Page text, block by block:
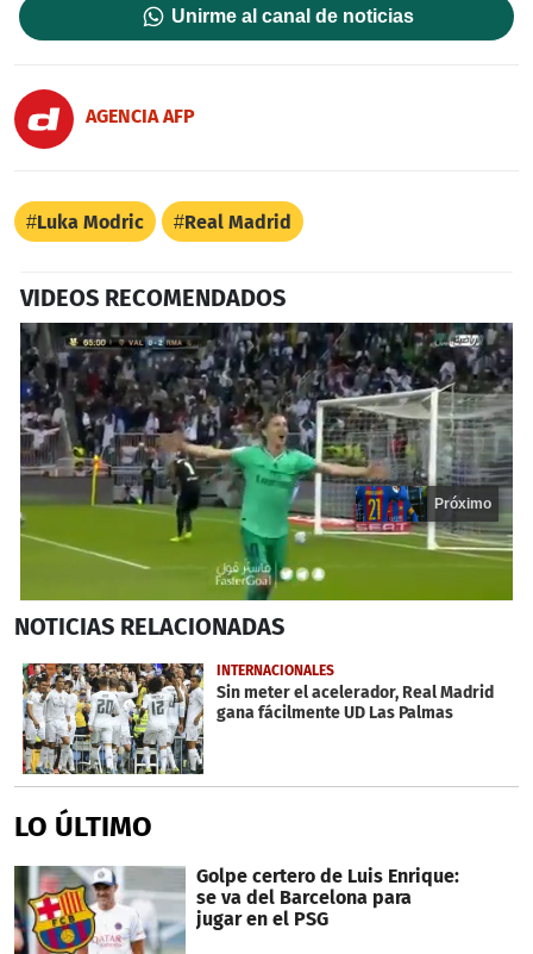
Unirme al canal de noticias
AGENCIA AFP
Luka Modric Real Madrid
VIDEOS RECOMENDADOS
seconds
14
seconds
Próximo
NOTICIAS RELACIONADAS
INTERNACIONALES
Sin meter el acelerador, Real Madrid
gana fácilmente UD Las Palmas
LO ÚLTIMO
Golpe certero de Luis Enrique:
se va del Barcelona para
jugar en el PSG